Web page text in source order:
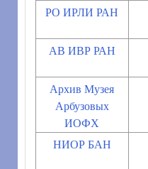
РО ИРЛИ РАН
АВ ИВР РАН
Архив Музея
Арбузовых
ИОФХ
НИОР БАН